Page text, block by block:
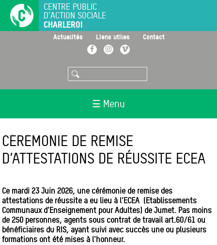
principal
CENTRE PUBLIC
D'ACTION SOCIALE
CHARLEROI
Actualités Liens utiles Contact
FacebookInstagramVimeo
Rechercher
☰ Menu
CÉRÉMONIE DE REMISE
D’ATTESTATIONS DE RÉUSSITE ECEA
Ce mardi 23 Juin 2026, une cérémonie de remise des
attestations de réussite a eu lieu à l’ECEA (Etablissements
Communaux d’Enseignement pour Adultes) de Jumet. Pas moins
de 250 personnes, agents sous contrat de travail art.60/61 ou
bénéficiaires du RIS, ayant suivi avec succès une ou plusieurs
formations ont été mises à l'honneur.